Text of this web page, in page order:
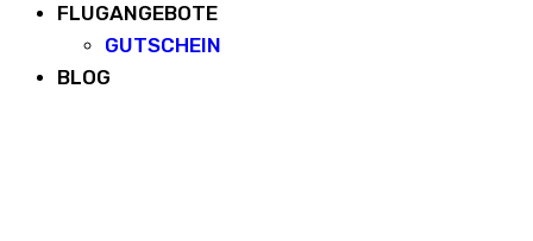
FLUGANGEBOTE
GUTSCHEIN
BLOG